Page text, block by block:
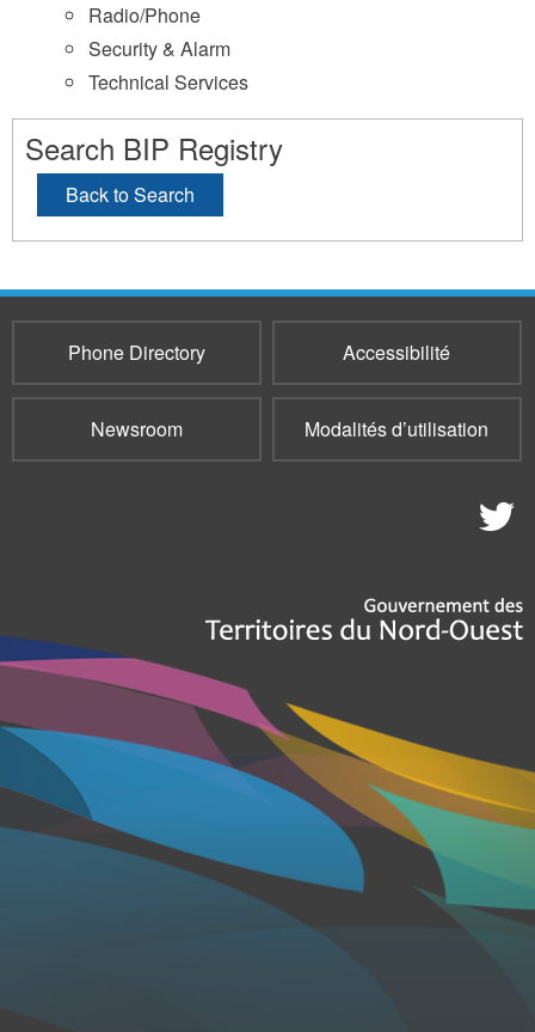
Radio/Phone
Security & Alarm
Technical Services
Search BIP Registry
Back to Search
Phone Directory Accessibilité
Newsroom Modalités d’utilisation